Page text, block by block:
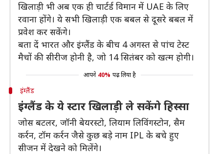
खिलाड़ी भी अब एक ही चार्टर्ड विमान में UAE के लिए
रवाना होंगे। ये सभी खिलाड़ी एक बबल से दूसरे बबल में
प्रवेश कर सकेंगे।
बता दें भारत और इंग्लैंड के बीच 4 अगस्त से पांच टेस्ट
मैचों की सीरीज होनी है, जो 14 सितंबर को खत्म होगी।
आपने 40% पढ़ लिया है
इंग्लैंड
इंग्लैंड के ये स्टार खिलाड़ी ले सकेंगे हिस्सा
जोस बटलर, जॉनी बेयरस्टो, लियाम लिविंगस्टोन, सैम
कर्रन, टॉम कर्रन जैसे कुछ बड़े नाम IPL के बचे हुए
सीजन में देखने को मिलेंगे।